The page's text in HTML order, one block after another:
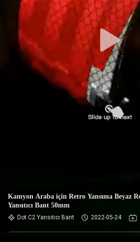
Kamyon Araba için Retro Yansıma Beyaz
Yansıtıcı Bant 50mm
Dot C2 Yansıtıcı Bant 2022-05-24